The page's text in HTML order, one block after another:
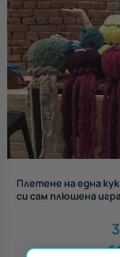
Плетене на една
си сам плюшена